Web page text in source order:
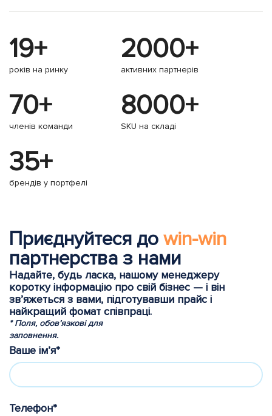
19+
років на ринку
2000+
активних партнерів
70+
членів команди
8000+
SKU на складі
35+
брендів у портфелі
Приєднуйтеся до win-win
партнерства з нами
Надайте, будь ласка, нашому менеджеру
коротку інформацію про свій бізнес — і він
зв’яжеться з вами, підготувавши прайс і
найкращий фомат співпраці.
* Поля, обов’язкові для
заповнення.
Ваше ім’я*
Телефон*